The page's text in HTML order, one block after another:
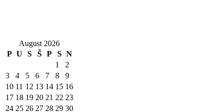
August 2026
P U S Š P S N
1
2
3
4 5 6 7 8
9
10 11 12 13 14 15 16
17 18 19 20 21 22 23
24 25 26 27 28 29 30